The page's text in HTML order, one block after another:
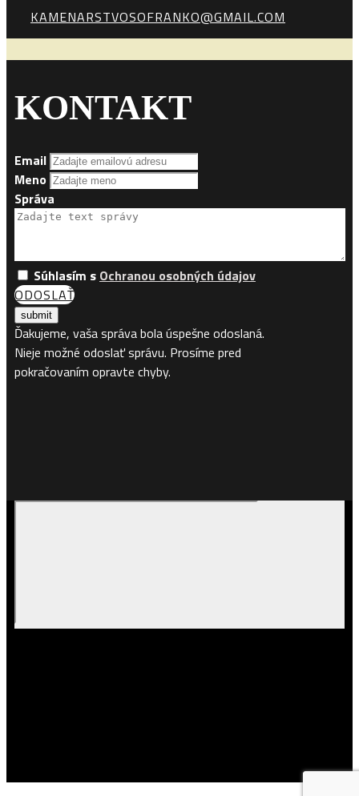
KAMENARSTVOSOFRANKO@GMAIL.COM
KONTAKT
Email
Meno
Správa
Súhlasím s Ochranou osobných údajov
ODOSLAŤ
Ďakujeme, vaša správa bola úspešne odoslaná.
Nieje možné odoslať správu. Prosíme pred
pokračovaním opravte chyby.